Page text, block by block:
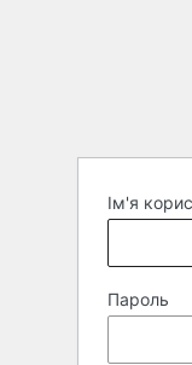
Ім'я
Пароль